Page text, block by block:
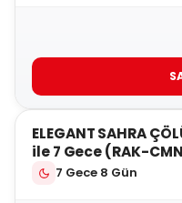
ELEGANT SAHRA
ile 7 Gece (RAK-
7 Gece 8 Gün